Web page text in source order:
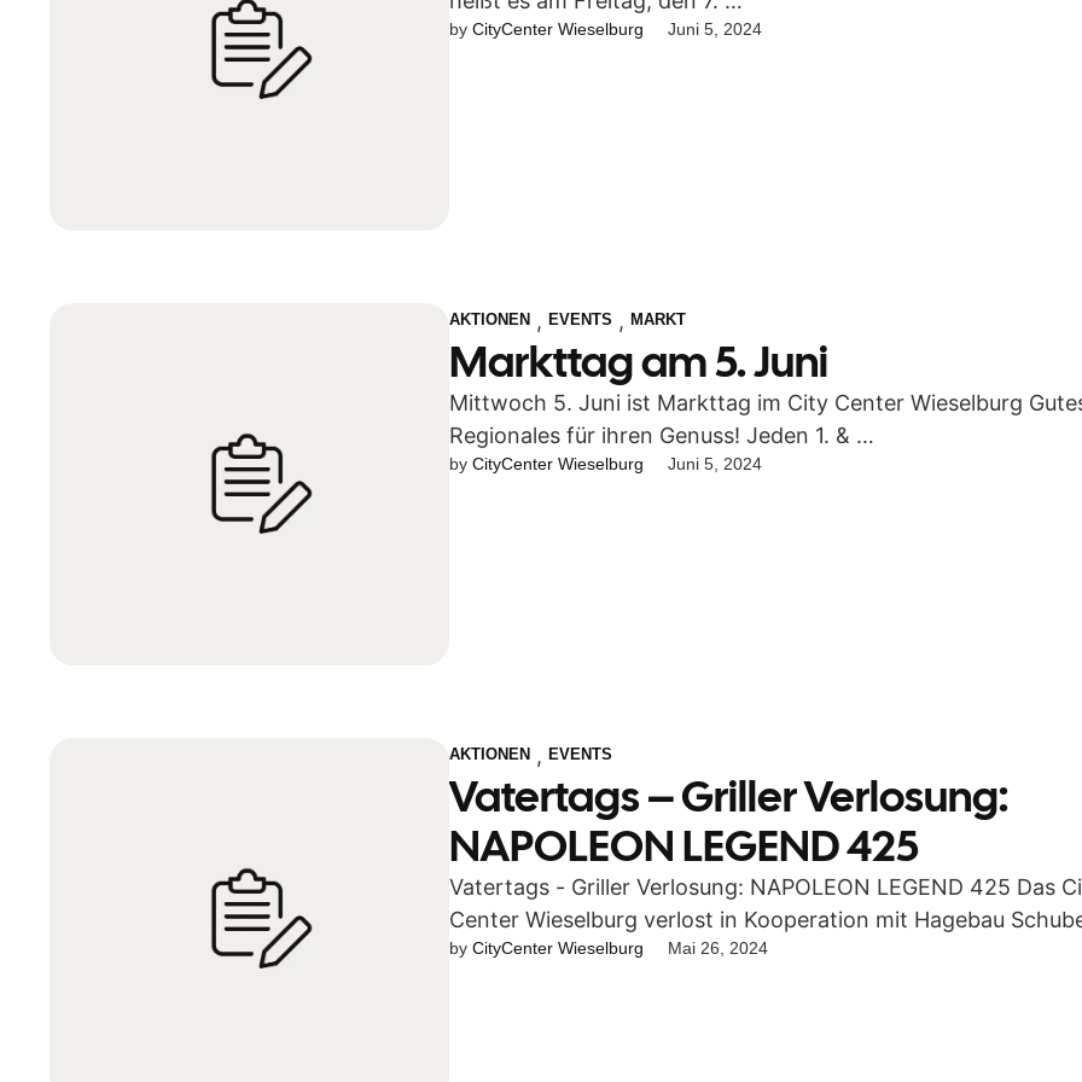
by CityCenter Wieselburg Juni 5, 2024
AKTIONEN , EVENTS , MARKT
Markttag am 5. Juni
Mittwoch 5. Juni ist Markttag im City Center Wieselburg
Regionales für ihren Genuss! Jeden 1. & …
by CityCenter Wieselburg Juni 5, 2024
AKTIONEN , EVENTS
Vatertags – Griller Verlosung:
NAPOLEON LEGEND 425
Vatertags - Griller Verlosung: NAPOLEON LEGEND 425 Das
Center Wieselburg verlost in Kooperation mit Hagebau
einen …
by CityCenter Wieselburg Mai 26, 2024